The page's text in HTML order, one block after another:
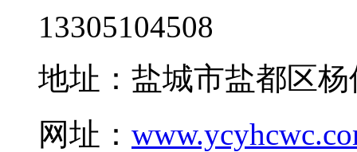
13305104508
地址：盐城市盐都区
网址：